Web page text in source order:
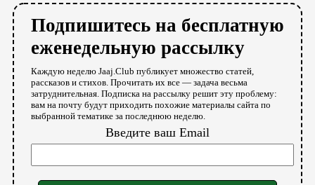
Подпишитесь на бесплатную
еженедельную рассылку
Каждую неделю Jaaj.Club публикует множество статей,
рассказов и стихов. Прочитать их все — задача весьма
затруднительная. Подписка на рассылку решит эту проблему:
вам на почту будут приходить похожие материалы сайта по
выбранной тематике за последнюю неделю.
Введите ваш Email